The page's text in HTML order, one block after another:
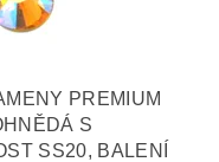
PREMIUM
S
SS20, BALENÍ